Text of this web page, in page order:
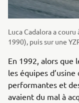
Luca Cadalora a
1990), puis sur une
En 1992, alors que
les équipes
performantes et
avaient du mal à